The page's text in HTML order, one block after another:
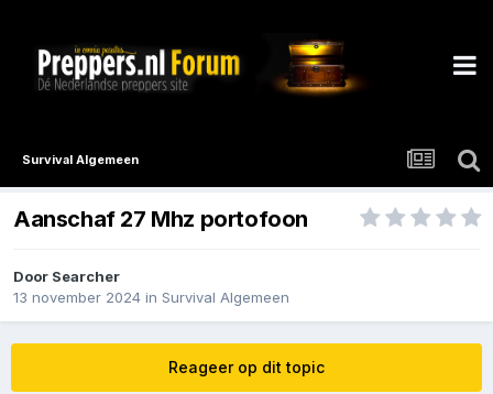
Survival Algemeen
Aanschaf 27 Mhz portofoon
Door Searcher
13 november 2024 in Survival Algemeen
Reageer op dit topic